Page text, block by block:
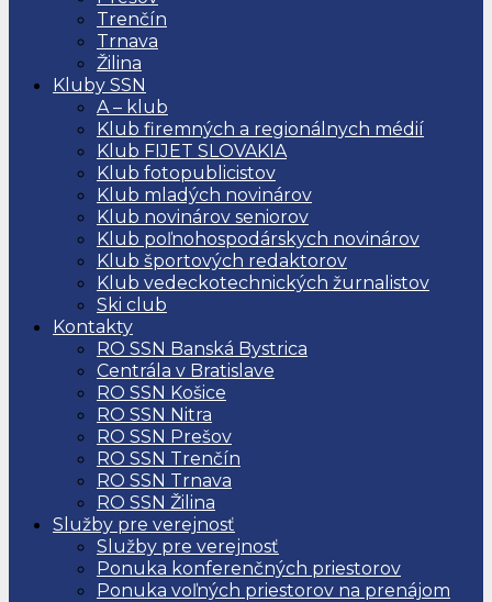
Trenčín
Trnava
Žilina
Kluby SSN
A – klub
Klub firemných a regionálnych médií
Klub FIJET SLOVAKIA
Klub fotopublicistov
Klub mladých novinárov
Klub novinárov seniorov
Klub poľnohospodárskych novinárov
Klub športových redaktorov
Klub vedeckotechnických žurnalistov
Ski club
Kontakty
RO SSN Banská Bystrica
Centrála v Bratislave
RO SSN Košice
RO SSN Nitra
RO SSN Prešov
RO SSN Trenčín
RO SSN Trnava
RO SSN Žilina
Služby pre verejnosť
Služby pre verejnosť
Ponuka konferenčných priestorov
Ponuka voľných priestorov na prenájom